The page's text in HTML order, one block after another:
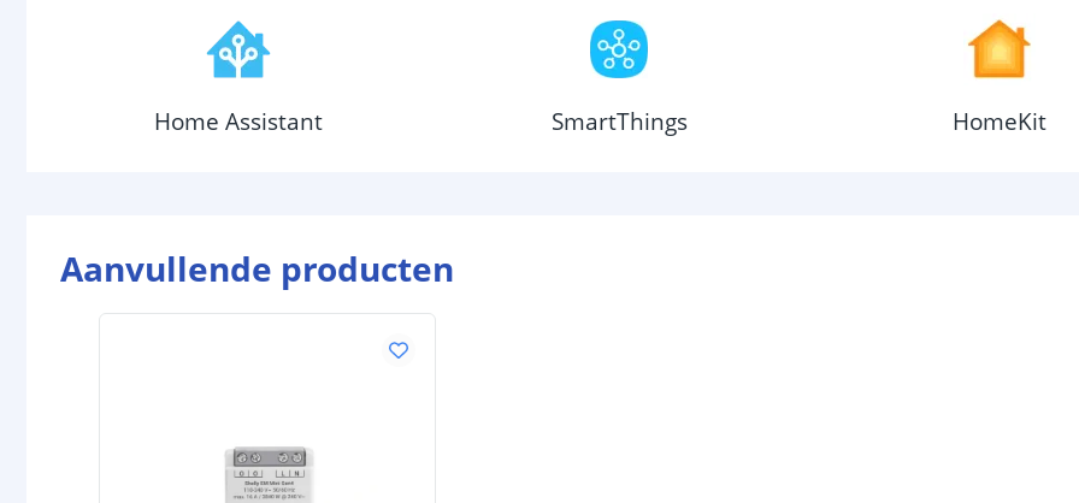
Home Assistant SmartThings HomeKit
Aanvullende producten